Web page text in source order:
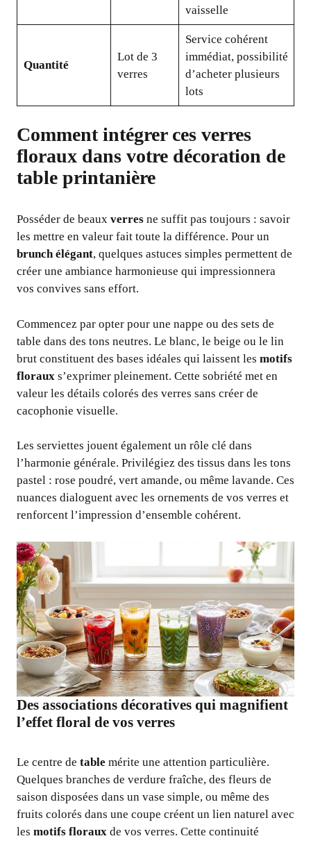
vaisselle
Quantité
Lot de 3
verres
Service cohérent
immédiat, possibilité
d’acheter plusieurs
lots
Comment intégrer ces verres
floraux dans votre décoration de
table printanière
Posséder de beaux verres ne suffit pas toujours : savoir
les mettre en valeur fait toute la différence. Pour un
brunch élégant, quelques astuces simples permettent de
créer une ambiance harmonieuse qui impressionnera
vos convives sans effort.
Commencez par opter pour une nappe ou des sets de
table dans des tons neutres. Le blanc, le beige ou le lin
brut constituent des bases idéales qui laissent les motifs
floraux s’exprimer pleinement. Cette sobriété met en
valeur les détails colorés des verres sans créer de
cacophonie visuelle.
Les serviettes jouent également un rôle clé dans
l’harmonie générale. Privilégiez des tissus dans les tons
pastel : rose poudré, vert amande, ou même lavande. Ces
nuances dialoguent avec les ornements de vos verres et
renforcent l’impression d’ensemble cohérent.
Des associations décoratives qui magnifient
l’effet floral de vos verres
Le centre de table mérite une attention particulière.
Quelques branches de verdure fraîche, des fleurs de
saison disposées dans un vase simple, ou même des
fruits colorés dans une coupe créent un lien naturel avec
les motifs floraux de vos verres. Cette continuité